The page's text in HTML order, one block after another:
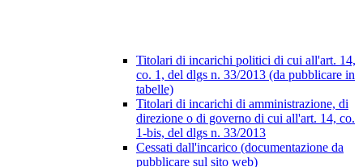
Titolari di incarichi politici di cui all'art. 14,
co. 1, del dlgs n. 33/2013 (da pubblicare in
tabelle)
Titolari di incarichi di amministrazione, di
direzione o di governo di cui all'art. 14, co.
1-bis, del dlgs n. 33/2013
Cessati dall'incarico (documentazione da
pubblicare sul sito web)